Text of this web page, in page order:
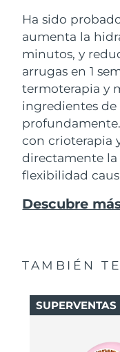
Ha sido
aumenta la
minutos, y
arrugas en 1
termoterapia y
ingredientes de
con crioterapia
directamente
flexibilidad
Descubre
TAMBIÉN
SUPERVENTAS